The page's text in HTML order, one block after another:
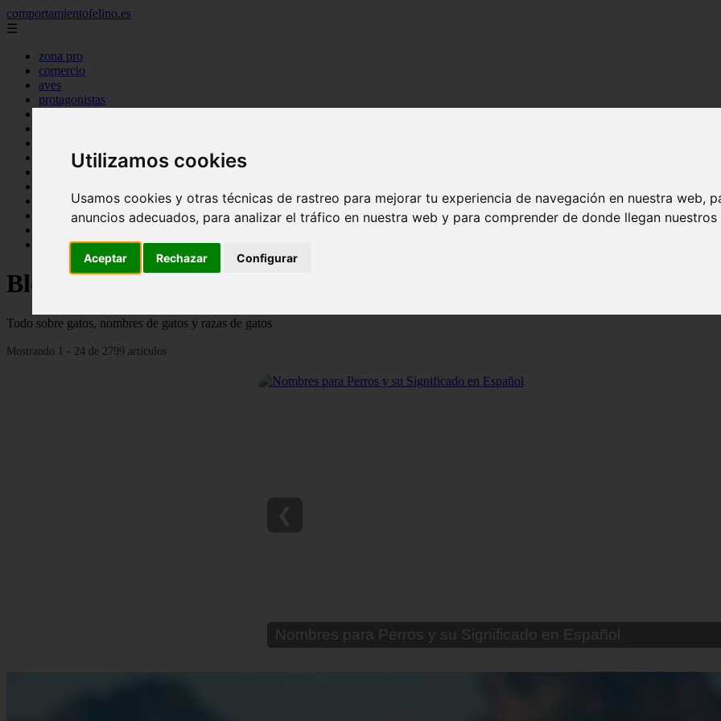
Utilizamos cookies
Usamos cookies y otras técnicas de rastreo para mejorar tu experiencia de navegación en nuestra web,
anuncios adecuados, para analizar el tráfico en nuestra web y para comprender de donde llegan
Aceptar Rechazar Configurar
comportamientofelino.es
☰
zona pro
comercio
aves
protagonistas
articulos
canal tv
novedades
tablon de anuncios
zona pro
Blog sobre gatos
Todo sobre gatos, nombres de gatos y razas de gatos
Mostrando 1 - 24 de 2799 artículos
Nombres para Perros Machos con Manchas Negras